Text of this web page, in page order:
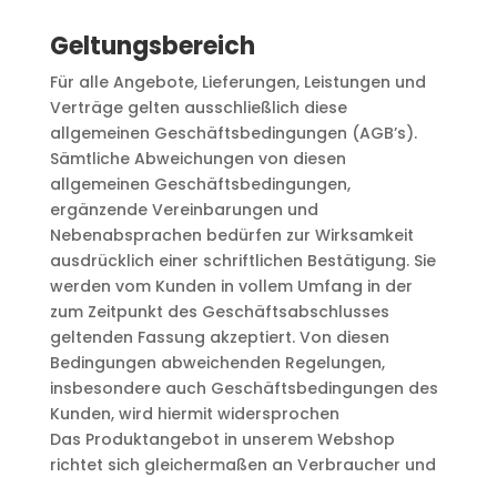
Geltungsbereich
Für alle Angebote, Lieferungen, Leistungen und
Verträge gelten ausschließlich diese
allgemeinen Geschäftsbedingungen (AGB’s).
Sämtliche Abweichungen von diesen
allgemeinen Geschäftsbedingungen,
ergänzende Vereinbarungen und
Nebenabsprachen bedürfen zur Wirksamkeit
ausdrücklich einer schriftlichen Bestätigung. Sie
werden vom Kunden in vollem Umfang in der
zum Zeitpunkt des Geschäftsabschlusses
geltenden Fassung akzeptiert. Von diesen
Bedingungen abweichenden Regelungen,
insbesondere auch Geschäftsbedingungen des
Kunden, wird hiermit widersprochen
Das Produktangebot in unserem Webshop
richtet sich gleichermaßen an Verbraucher und